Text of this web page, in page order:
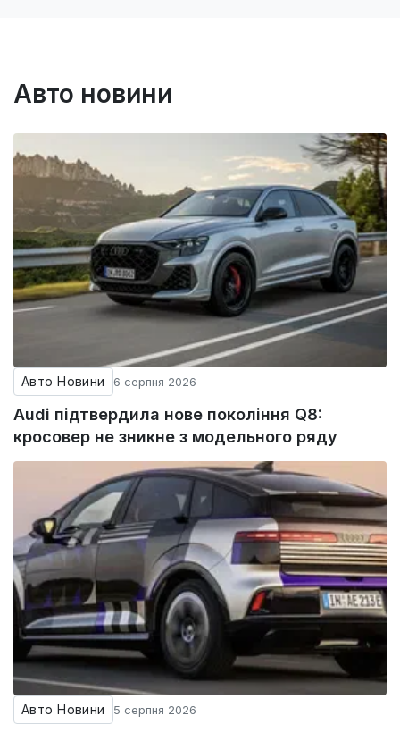
Авто новини
Авто Новини 6 серпня 2026
Audi підтвердила нове покоління Q8:
кросовер не зникне з модельного ряду
Авто Новини 5 серпня 2026